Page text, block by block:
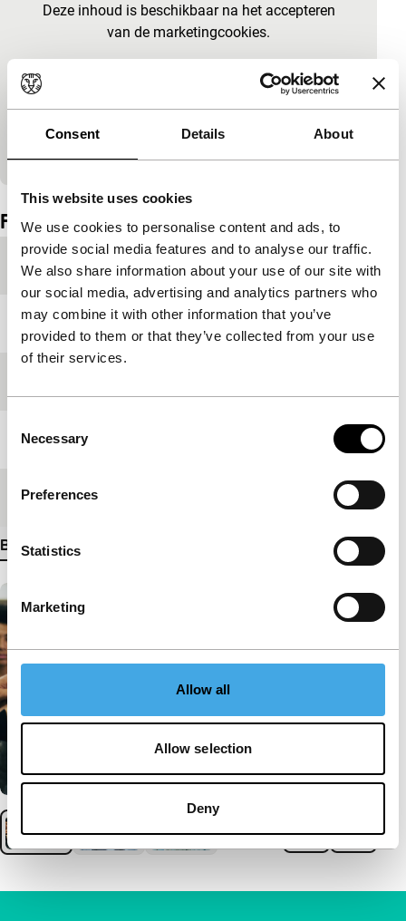
Consent Details About
This website uses cookies
We use cookies to personalise content and ads, to
provide social media features and to analyse our traffic.
We also share information about your use of our site with
our social media, advertising and analytics partners who
may combine it with other information that you’ve
provided to them or that they’ve collected from your use
of their services.
Selection
Necessary
Preferences
Statistics
Marketing
Allow all
Allow selection
Deny
Deze inhoud is beschikbaar na het accepteren
van de marketingcookies.
Cookie-instellingen wijzigen
Bekijk op YouTube
Ingesloten inhoud van YouTube overgeslagen.
Film details
Productielanden Duitsland,Zwitserland
Jaar 2018
Lengte
Medium/Formaat
Bekijk meer details